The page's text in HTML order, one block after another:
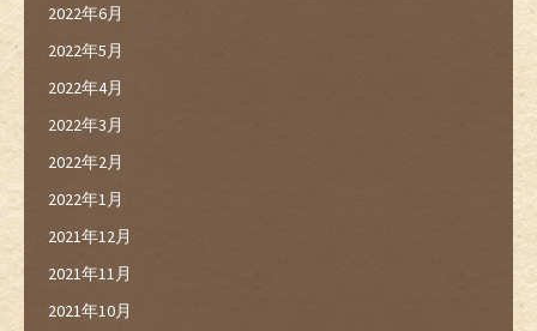
2022年6月
2022年5月
2022年4月
2022年3月
2022年2月
2022年1月
2021年12月
2021年11月
2021年10月